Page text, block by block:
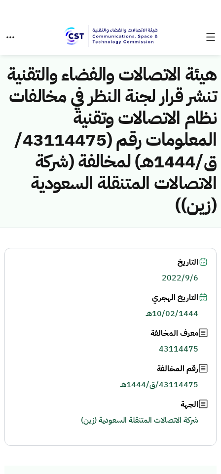
هيئة الاتصالات والفضاء والتقنية
تنشر قرار لجنة النظر في مخالفات
نظام الاتصالات وتقنية
المعلومات رقم (43114475/
ق/1444هـ) لمخالفة (شركة
الاتصالات المتنقلة السعودية
(زين))
التاريخ
2022/9/6
التاريخ الهجري
10/02/1444هـ
معرف المخالفة
43114475
رقم المخالفة
43114475/ق/1444هـ
الجهة
شركة الاتصالات المتنقلة السعودية (زين)